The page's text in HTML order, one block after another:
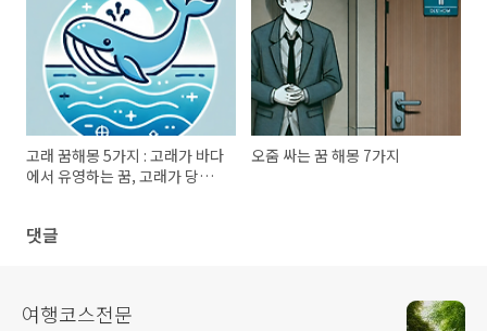
고래 꿈해몽 5가지 : 고래가 바다
에서 유영하는 꿈, 고래가 당신
을 안내해주는 꿈
오줌 싸는 꿈 해몽 7가지
댓글
여행코스전문